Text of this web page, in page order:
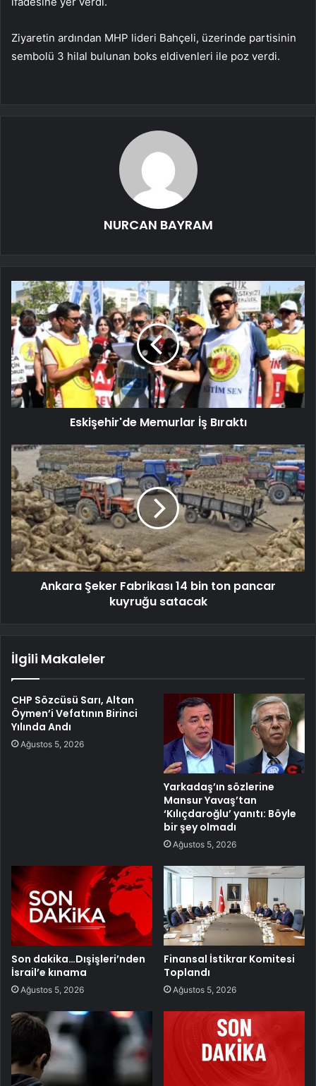
Ziyaretin ardından MHP lideri Bahçeli, üzerinde partisinin
sembolü 3 hilal bulunan boks eldivenleri ile poz verdi.
NURCAN BAYRAM
Eskişehir'de Memurlar İş Bıraktı
Ankara Şeker Fabrikası 14 bin ton pancar
kuyruğu satacak
İlgili Makaleler
CHP Sözcüsü Sarı, Altan
Öymen’i Vefatının Birinci
Yılında Andı
Ağustos 5, 2026
Yarkadaş’ın sözlerine
Mansur Yavaş’tan
‘Kılıçdaroğlu’ yanıtı: Böyle
bir şey olmadı
Ağustos 5, 2026
Son dakika…Dışişleri’nden
İsrail’e kınama
Ağustos 5, 2026
Finansal İstikrar Komitesi
Toplandı
Ağustos 5, 2026